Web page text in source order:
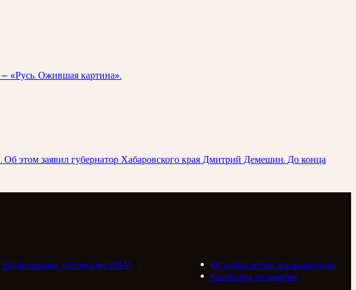
«Русь. Ожившая картина».
этом заявил губернатор Хабаровского края Дмитрий Демешин. До конца
библиотечная ассоциация (РБА)
Оставить отзыв или пожелание
Сообщить об ошибке